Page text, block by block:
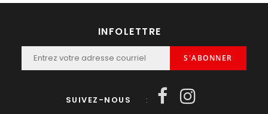
INFOLETTRE
S'ABONNER
SUIVEZ-NOUS :